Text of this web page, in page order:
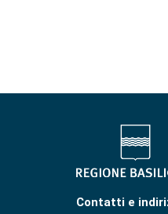
Contatti e